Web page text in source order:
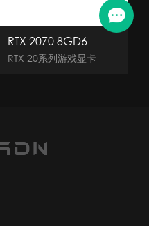
RTX 2070 8GD6
RTX 20系列游戏显卡